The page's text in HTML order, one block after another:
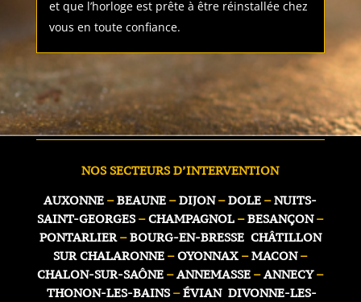
et que l’horloge est prête à être réinstallée chez
vous en toute confiance.
NOS SECTEURS D’INTERVENTION
AUXONNE –BEAUNE –DIJON–DOLE –NUITS-
SAINT-GEORGES–CHAMPAGNOL– BESANÇON–
PONTARLIER–BOURG-EN-BRESSE CHÂTILLON
SUR CHALARONNE–OYONNAX–MACON–
CHALON-SUR-SAÔNE–ANNEMASSE–ANNECY–
THONON-LES-BAINS – ÉVIAN DIVONNE-LES-